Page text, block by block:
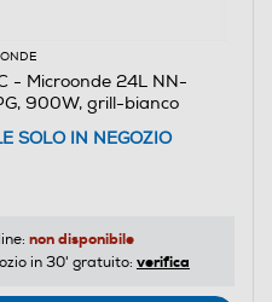
- Microonde 24L NN-
900W, grill-bianco
SOLO IN NEGOZIO
non disponibile
in 30' gratuito: verifica